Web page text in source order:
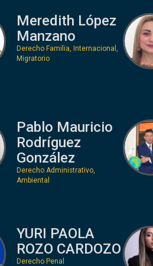
Meredith López
Manzano
Derecho Familia, Internacional,
Migratorio
Pablo Mauricio
Rodríguez
González
Derecho Administrativo,
Ambiental
YURI PAOLA
ROZO CARDOZO
Derecho Penal